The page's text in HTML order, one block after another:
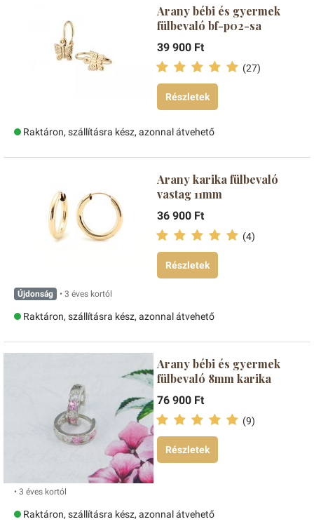
Arany bébi és gyermek
fülbevaló bf-p02-sa
39 900 Ft
(27)
Részletek
Raktáron, szállításra kész, azonnal átvehető
Arany karika fülbevaló
vastag 11mm
36 900 Ft
(4)
Részletek
Újdonság • 3 éves kortól
Raktáron, szállításra kész, azonnal átvehető
Arany bébi és gyermek
fülbevaló 8mm karika
76 900 Ft
(9)
Részletek
• 3 éves kortól
Raktáron, szállításra kész, azonnal átvehető